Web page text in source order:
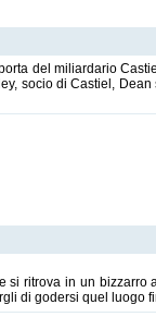
del miliardario
socio di Castiel,
ritrova in un
di godersi quel luogo